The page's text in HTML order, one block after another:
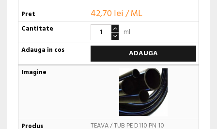
42,70 lei / ML
ml
ADAUGA
TEAVA / TUB PE D110 PN 10